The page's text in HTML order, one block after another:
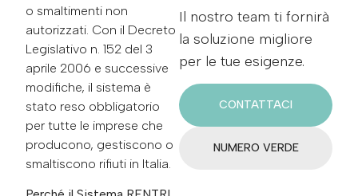
o smaltimenti non
autorizzati. Con il Decreto
Legislativo n. 152 del 3
aprile 2006 e successive
modifiche, il sistema è
stato reso obbligatorio
per tutte le imprese che
producono, gestiscono o
smaltiscono rifiuti in Italia.
Il nostro team ti fornirà
la soluzione migliore
per le tue esigenze.
CONTATTACI
NUMERO VERDE